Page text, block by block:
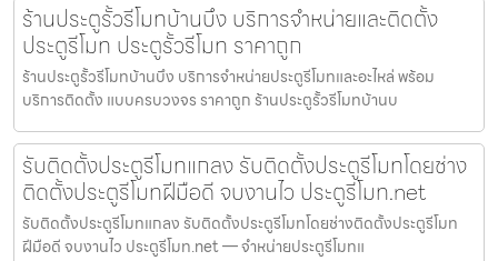
ร้านประตูรั้วรีโมทบ้านบึง บริการจำหน่ายและติดตั้ง
ประตูรีโมท ประตูรั้วรีโมท ราคาถูก
ร้านประตูรั้วรีโมทบ้านบึง บริการจำหน่ายประตูรีโมทและอะไหล่ พร้อม
บริการติดตั้ง แบบครบวงจร ราคาถูก ร้านประตูรั้วรีโมทบ้านบ
รับติดตั้งประตูรีโมทแกลง รับติดตั้งประตูรีโมทโดยช่าง
ติดตั้งประตูรีโมทฝีมือดี จบงานไว ประตูรีโมท.net
รับติดตั้งประตูรีโมทแกลง รับติดตั้งประตูรีโมทโดยช่างติดตั้งประตูรีโมท
ฝีมือดี จบงานไว ประตูรีโมท.net — จำหน่ายประตูรีโมทแ